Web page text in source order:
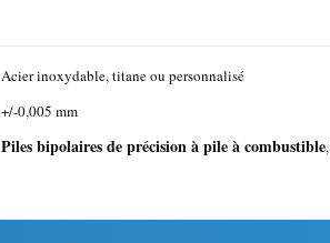
Acier inoxydable, titane ou personnalisé
+/-0,005 mm
Piles bipolaires de précision à pile à combustible,